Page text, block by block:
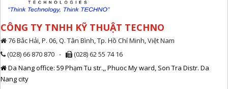
CÔNG TY TNHH KỸ THUẬT TECHNO
76 Bắc Hải, P. 06, Q. Tân Bình, Tp. Hồ Chí Minh, Việt Nam
(028) 66 870 870 -
(028) 62 55 74 16
Da Nang office: 59 Phạm Tu str.,, Phuoc My ward, Son Tra Distr. Da
Nang city